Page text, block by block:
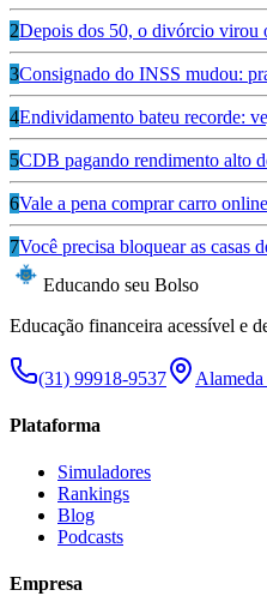
2Depois dos 50, o divórcio virou
3Consignado do INSS mudou:
4Endividamento bateu recorde:
5CDB pagando rendimento alto
6Vale a pena comprar carro
7Você precisa bloquear as casas
Educando seu Bolso
Educação financeira acessível e
(31) 99918-9537
Plataforma
Simuladores
Rankings
Blog
Podcasts
Empresa